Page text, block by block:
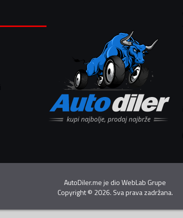
AutoDiler.me je dioWebLab Grupe
Copyright© 2026. Sva prava zadržana.